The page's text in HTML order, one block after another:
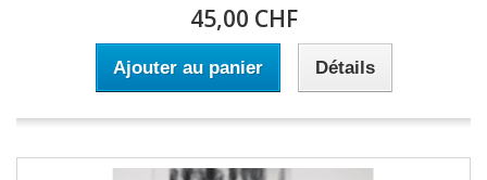
45,00 CHF
Ajouter au panier Détails